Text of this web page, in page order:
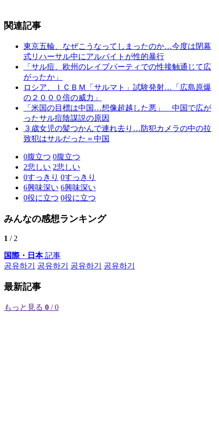
関連記事
東京五輪、なぜこうなってしまったのか…今度は閉幕
式リハーサル中にアルバイトが性的暴行
「サル痘、欧州のレイブパーティでの性接触通じて広
がったか」
ロシア、ＩＣＢＭ「サルマト」試験発射…「広島原爆
の２０００倍の威力」
「米国の目標は中国…想像超越した悪」 中国で広が
ったサル痘陰謀説の原因
３歳女児の髪つかんで連れ去り…防犯カメラの中の拉
致犯はサルだった＝中国
0腹立つ 0腹立つ
2悲しい 2悲しい
0すっきり 0すっきり
6興味深い 6興味深い
0役に立つ 0役に立つ
みんなの感想ランキング
1 / 2
国際・日本記事
공유하기
공유하기 공유하기 공유하기
最新記事
もっと見る 0 / 0